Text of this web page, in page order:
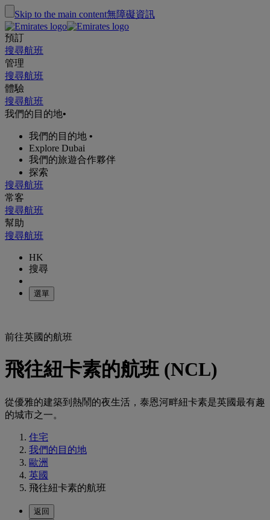
Skip to the main content無障礙資訊
預訂
搜尋航班
管理
搜尋航班
體驗
搜尋航班
我們的目的地•
我們的目的地 •
Explore Dubai
我們的旅遊合作夥伴
探索
搜尋航班
常客
搜尋航班
幫助
搜尋航班
HK
搜尋
選單
前往英國的航班
飛往紐卡素的航班 (NCL)
從優雅的建築到熱鬧的夜生活，泰恩河畔紐卡素是英國最有趣
的城市之一。
住宅
我們的目的地
歐洲
英國
飛往紐卡素的航班
返回